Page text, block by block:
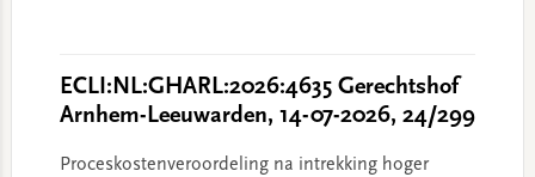
ECLI:NL:GHARL:2026:4635 Gerechtshof
Arnhem-Leeuwarden, 14-07-2026, 24/299
Proceskostenveroordeling na intrekking hoger